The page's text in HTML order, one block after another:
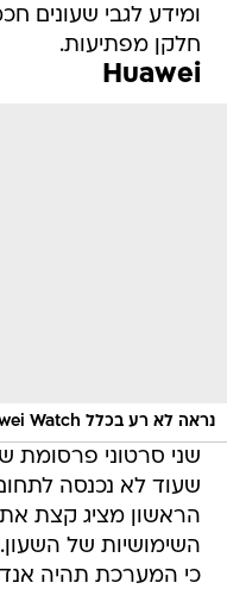
ומידע לגבי שעונים
חלקן מפתיעות.
Huawei
נראה לא רע בכלל Huawei Watch
שעוד לא נכנסה
הראשון מציג קצת
השימושיות של